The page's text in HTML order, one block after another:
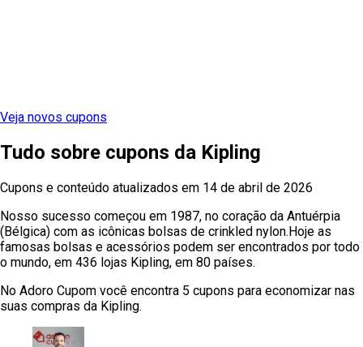
Veja novos cupons
Tudo sobre cupons da Kipling
Cupons e conteúdo atualizados em 14 de abril de 2026
Nosso sucesso começou em 1987, no coração da Antuérpia
(Bélgica) com as icônicas bolsas de crinkled nylon.Hoje as
famosas bolsas e acessórios podem ser encontrados por todo
o mundo, em 436 lojas Kipling, em 80 países.
No Adoro Cupom você encontra 5 cupons para economizar nas
suas compras da Kipling.